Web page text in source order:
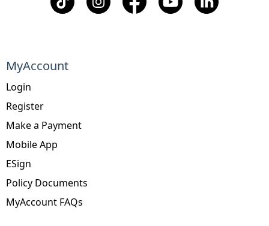
MyAccount
Login
Register
Make a Payment
Mobile App
ESign
Policy Documents
MyAccount FAQs